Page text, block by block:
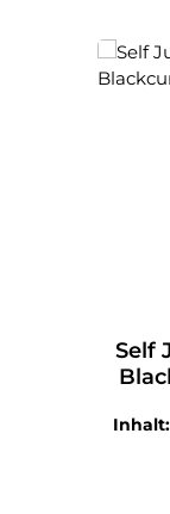
Self
Inhalt: